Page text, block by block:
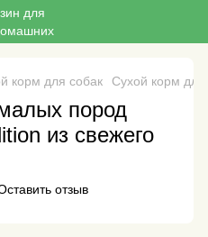
корм для собак Сухой корм
пород
из свежего
отзыв